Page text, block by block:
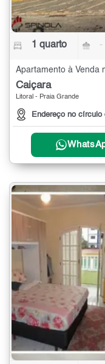
1 quarto -
Apartamento à Venda
Caiçara
Litoral - Praia Grande
Endereço no círculo